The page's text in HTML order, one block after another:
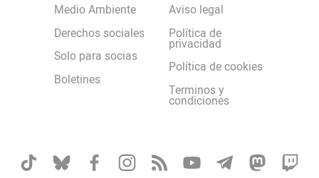
Medio Ambiente
Derechos sociales
Solo para socias
Boletines
Aviso legal
Política de
privacidad
Política de cookies
Terminos y
condiciones